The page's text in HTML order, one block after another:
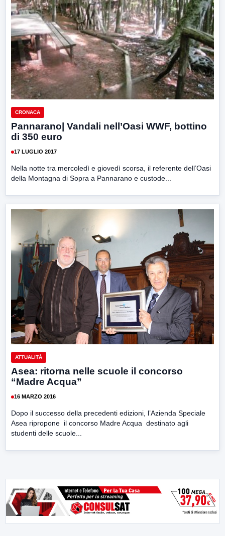
CRONACA
Pannarano| Vandali nell’Oasi WWF, bottino
di 350 euro
17 LUGLIO 2017
Nella notte tra mercoledì e giovedì scorsa, il referente dell’Oasi
della Montagna di Sopra a Pannarano e custode...
ATTUALITÀ
Asea: ritorna nelle scuole il concorso
“Madre Acqua”
16 MARZO 2016
Dopo il successo della precedenti edizioni, l’Azienda Speciale
Asea ripropone il concorso Madre Acqua destinato agli
studenti delle scuole...